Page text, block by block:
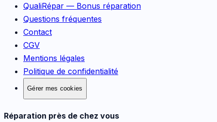
QualiRépar — Bonus réparation
Questions fréquentes
Contact
CGV
Mentions légales
Politique de confidentialité
Gérer mes cookies
Réparation près de chez vous